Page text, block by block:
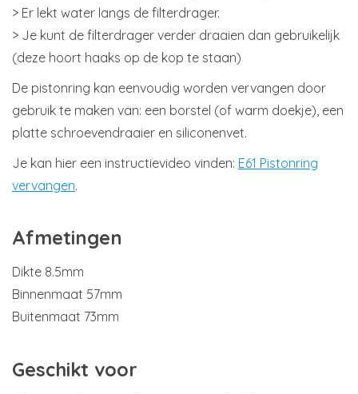
> Er lekt water langs de filterdrager.
> Je kunt de filterdrager verder draaien dan gebruikelijk
(deze hoort haaks op de kop te staan)
De pistonring kan eenvoudig worden vervangen door
gebruik te maken van: een borstel (of warm doekje), een
platte schroevendraaier en siliconenvet.
Je kan hier een instructievideo vinden: E61 Pistonring
vervangen.
Afmetingen
Dikte 8.5mm
Binnenmaat 57mm
Buitenmaat 73mm
Geschikt voor